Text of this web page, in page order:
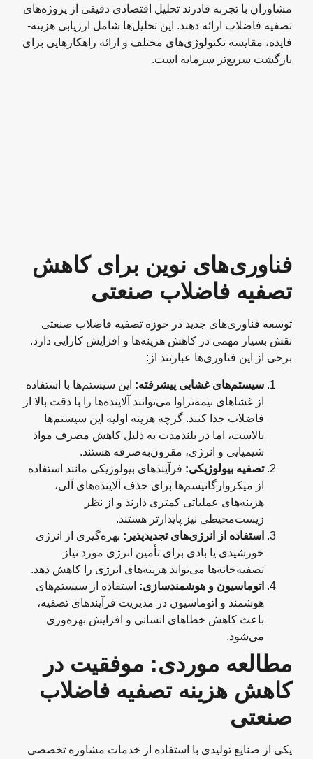
مشاوران با تجربه قادرند تحلیل اقتصادی دقیقی از پروژه‌های
تصفیه فاضلاب ارائه دهند. این تحلیل‌ها شامل ارزیابی هزینه-
فایده، مقایسه تکنولوژی‌های مختلف و ارائه راهکارهایی برای
بازگشت سریع‌تر سرمایه است.
فناوری‌های نوین برای کاهش
تصفیه فاضلاب صنعتی
توسعه فناوری‌های جدید در حوزه تصفیه فاضلاب صنعتی
نقش بسیار مهمی در کاهش هزینه‌ها و افزایش کارایی دارد.
برخی از این فناوری‌ها عبارتند از:
سیستم‌های غشایی پیشرفته:این سیستم‌ها با استفاده
از غشاهای نیمه‌تراوا می‌توانند آلاینده‌ها را با دقت بالا از
فاضلاب جدا کنند. گرچه هزینه اولیه این سیستم‌ها
بالاست، اما در بلندمدت به دلیل کاهش مصرف مواد
شیمیایی و انرژی، مقرون‌به‌صرفه هستند.
تصفیه بیولوژیکی :فرآیندهای بیولوژیکی مانند استفاده
از میکروارگانیسم‌ها برای حذف آلاینده‌های آلی،
هزینه‌های عملیاتی کمتری دارند و از نظر
زیست‌محیطی نیز پایدارتر هستند.
استفاده از انرژی‌های تجدیدپذیر بهره‌گیری از انرژی
خورشیدی یا بادی برای تأمین انرژی مورد نیاز
تصفیه‌خانه‌ها می‌تواند هزینه‌های انرژی را کاهش دهد.
اتوماسیون و هوشمندسازی:استفاده از سیستم‌های
هوشمند و اتوماسیون در مدیریت فرآیندهای تصفیه،
باعث کاهش خطاهای انسانی و افزایش بهره‌وری
می‌شود.
مطالعه موردی: موفقیت در
کاهش هزینه‌ تصفیه فاضلاب
صنعتی
یکی از صنایع تولیدی با استفاده از خدمات مشاوره تخصصی